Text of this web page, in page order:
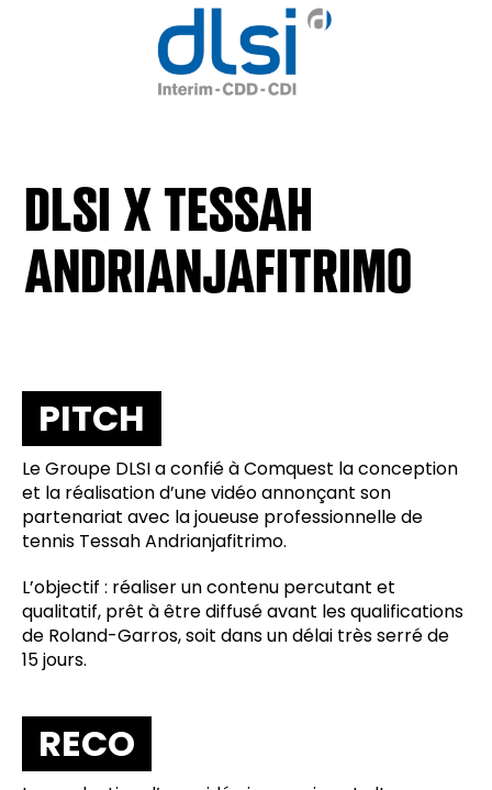
DLSI X TESSAH
ANDRIANJAFITRIMO
PITCH
Le Groupe DLSI a confié à Comquest la conception
et la réalisation d’une vidéo annonçant son
partenariat avec la joueuse professionnelle de
tennis Tessah Andrianjafitrimo.
L’objectif : réaliser un contenu percutant et
qualitatif, prêt à être diffusé avant les qualifications
de Roland-Garros, soit dans un délai très serré de
15 jours.
RECO